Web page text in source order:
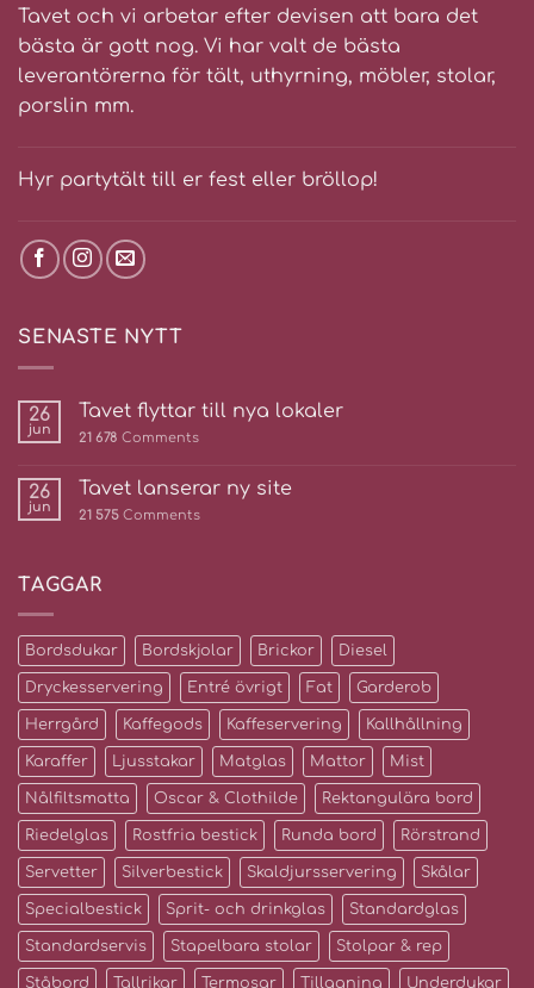
Tavet och vi arbetar efter devisen att bara det
bästa är gott nog. Vi har valt de bästa
leverantörerna för tält, uthyrning, möbler, stolar,
porslin mm.
Hyr partytält till er fest eller bröllop!
SENASTE NYTT
26
jun
Tavet flyttar till nya lokaler
21 678 Comments
26
jun
Tavet lanserar ny site
21 575 Comments
TAGGAR
Bordsdukar Bordskjolar Brickor Diesel
Dryckesservering Entré övrigt Fat Garderob
Herrgård Kaffegods Kaffeservering Kallhållning
Karaffer Ljusstakar Matglas Mattor Mist
Nålfiltsmatta Oscar & Clothilde Rektangulära bord
Riedelglas Rostfria bestick Runda bord Rörstrand
Servetter Silverbestick Skaldjursservering Skålar
Specialbestick Sprit- och drinkglas Standardglas
Standardservis Stapelbara stolar Stolpar & rep
Ståbord Tallrikar Termosar Tillagning Underdukar